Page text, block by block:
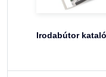
Irodabútor